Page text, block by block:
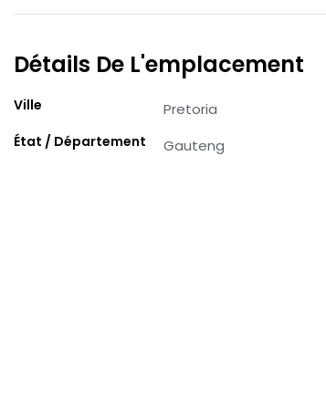
Détails De L'emplacement
Ville Pretoria
État / Département Gauteng